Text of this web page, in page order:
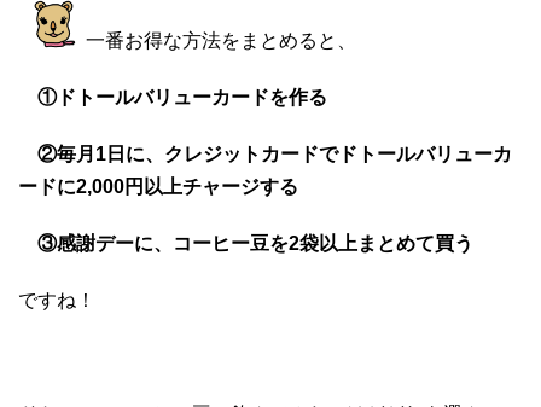
一番お得な方法をまとめると、
①ドトールバリューカードを作る
②毎月1日に、クレジットカードでドトールバリューカ
ードに2,000円以上チャージする
③感謝デーに、コーヒー豆を2袋以上まとめて買う
ですね！